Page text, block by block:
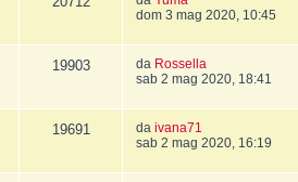
dom 3 mag 2020, 10:45
19903 da Rossella
sab 2 mag 2020, 18:41
19691 da ivana71
sab 2 mag 2020, 16:19